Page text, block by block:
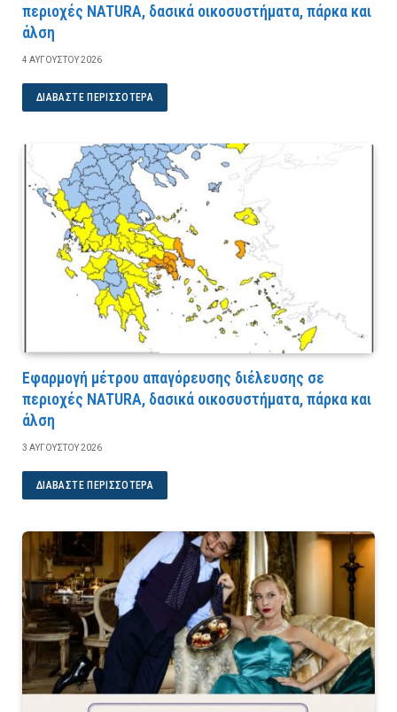
περιοχές NATURA, δασικά οικοσυστήματα, πάρκα και
άλση
4 ΑΥΓΟΎΣΤΟΥ 2026
ΔΙΑΒΆΣΤΕ ΠΕΡΙΣΣΌΤΕΡΑ
Εφαρμογή μέτρου απαγόρευσης διέλευσης σε
περιοχές NATURA, δασικά οικοσυστήματα, πάρκα και
άλση
3 ΑΥΓΟΎΣΤΟΥ 2026
ΔΙΑΒΆΣΤΕ ΠΕΡΙΣΣΌΤΕΡΑ